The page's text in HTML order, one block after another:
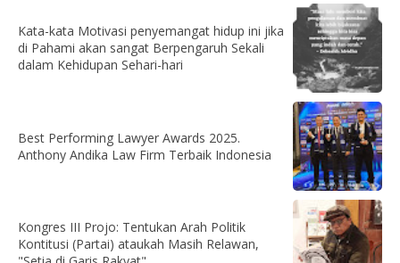
Kata-kata Motivasi penyemangat hidup ini jika
di Pahami akan sangat Berpengaruh Sekali
dalam Kehidupan Sehari-hari
Best Performing Lawyer Awards 2025.
Anthony Andika Law Firm Terbaik Indonesia
Kongres III Projo: Tentukan Arah Politik
Kontitusi (Partai) ataukah Masih Relawan,